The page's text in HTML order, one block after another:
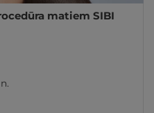
matiem SIBI